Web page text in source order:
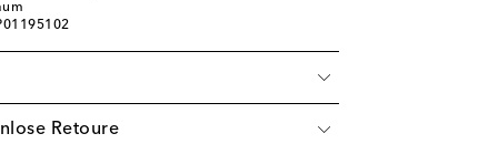
Retoure